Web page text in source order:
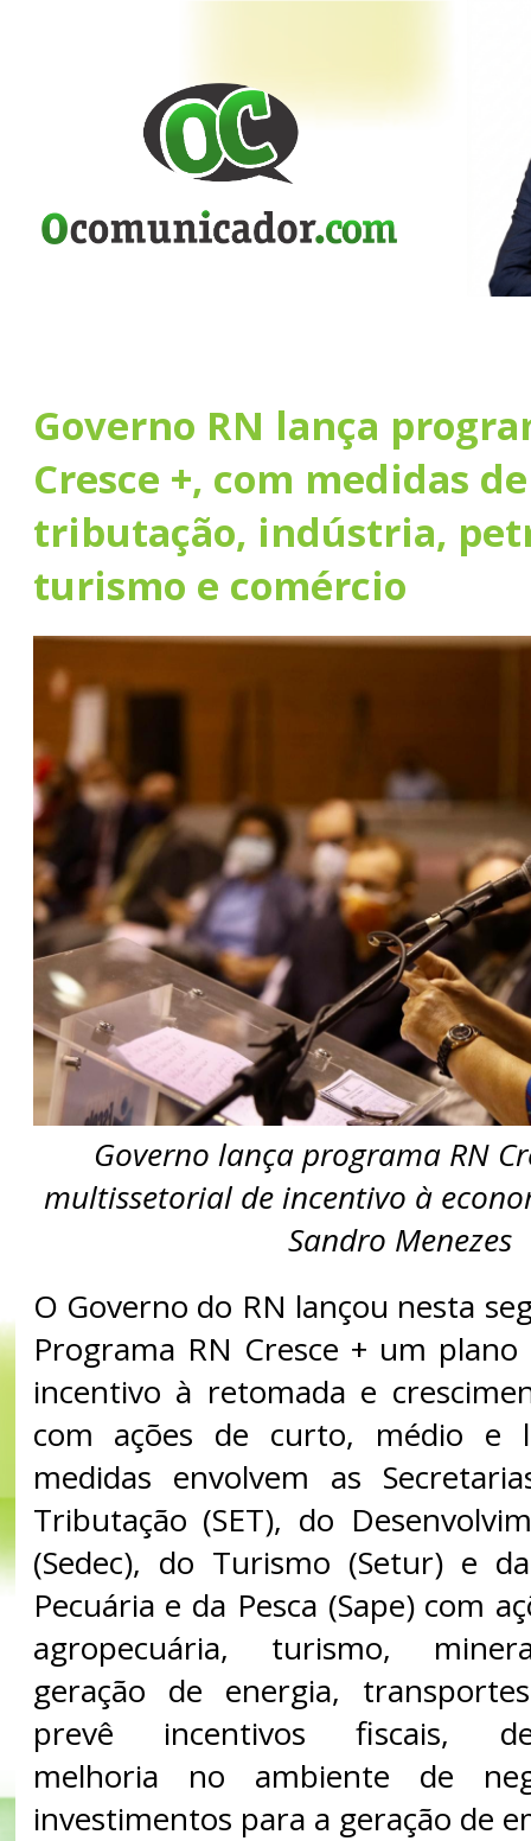
Governo RN lança
Cresce +, com medidas
tributação, indústria,
turismo e comércio
Governo lança programa RN
multissetorial de incentivo à
Sandro Menezes
O Governo do RN lançou nesta
Programa RN Cresce + um
incentivo à retomada e
com ações de curto, médio e
medidas envolvem as
Tributação (SET), do
(Sedec), do Turismo (Setur) e
Pecuária e da Pesca (Sape) com
agropecuária, turismo,
geração de energia,
prevê incentivos fiscais,
melhoria no ambiente de
investimentos para a geração de